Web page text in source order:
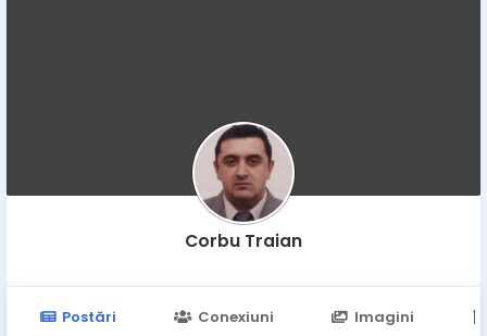
Corbu Traian
Postări Conexiuni Imagini